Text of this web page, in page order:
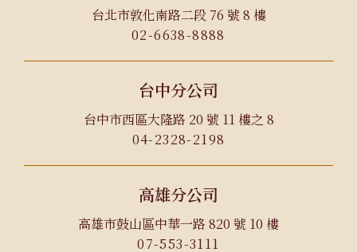
台北市敦化南路二段 76 號 8 樓
02-6638-8888
台中分公司
台中市西區大隆路 20 號 11 樓之 8
04-2328-2198
高雄分公司
高雄市鼓山區中華一路 820 號 10 樓
07-553-3111